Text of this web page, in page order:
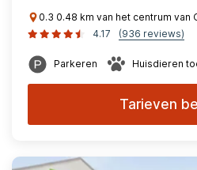
0.3 0.48 km van het centrum van
4.17
(936 reviews)
Parkeren Huisdieren
Tarieven